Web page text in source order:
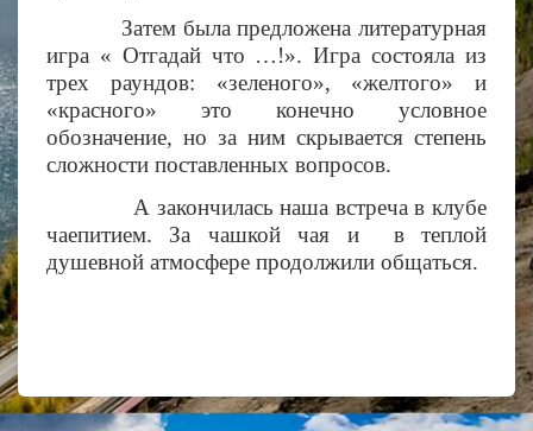
Затем была предложена литературная
игра « Отгадай что …!». Игра состояла из
трех раундов: «зеленого», «желтого» и
«красного» это конечно условное
обозначение, но за ним скрывается степень
сложности поставленных вопросов.
А закончилась наша встреча в клубе
чаепитием. За чашкой чая и в теплой
душевной атмосфере продолжили общаться.